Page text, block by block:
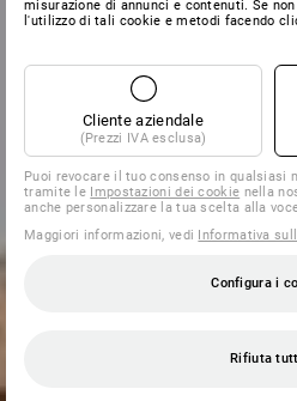
misurazione di annunci e contenuti. Se
l'utilizzo di tali cookie e metodi facendo
Cliente aziendale
(Prezzi IVA esclusa)
Puoi revocare il tuo consenso in qualsiasi
tramite le Impostazioni dei cookie nella
anche personalizzare la tua scelta alla
Maggiori informazioni, vedi Informativa
Configura i
Rifiuta